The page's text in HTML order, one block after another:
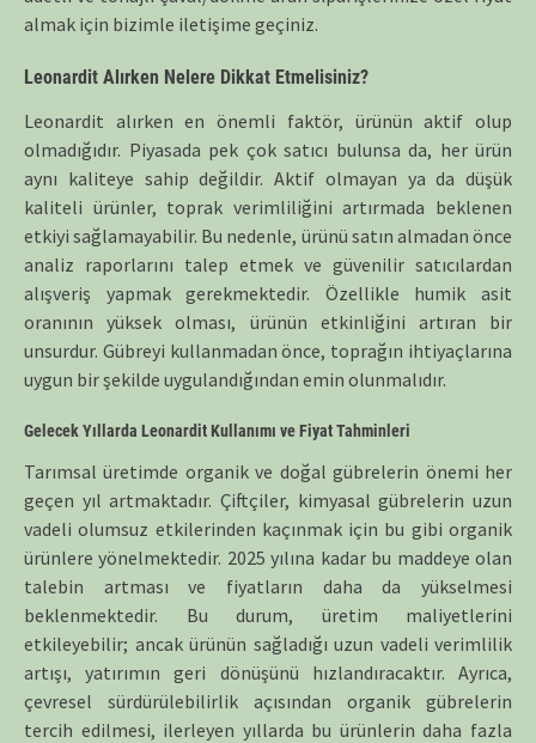
almak için bizimle iletişime geçiniz.
Leonardit Alırken Nelere Dikkat Etmelisiniz?
Leonardit alırken en önemli faktör, ürünün aktif olup
olmadığıdır. Piyasada pek çok satıcı bulunsa da, her ürün
aynı kaliteye sahip değildir. Aktif olmayan ya da düşük
kaliteli ürünler, toprak verimliliğini artırmada beklenen
etkiyi sağlamayabilir. Bu nedenle, ürünü satın almadan önce
analiz raporlarını talep etmek ve güvenilir satıcılardan
alışveriş yapmak gerekmektedir. Özellikle humik asit
oranının yüksek olması, ürünün etkinliğini artıran bir
unsurdur. Gübreyi kullanmadan önce, toprağın ihtiyaçlarına
uygun bir şekilde uygulandığından emin olunmalıdır.
Gelecek Yıllarda Leonardit Kullanımı ve Fiyat Tahminleri
Tarımsal üretimde organik ve doğal gübrelerin önemi her
geçen yıl artmaktadır. Çiftçiler, kimyasal gübrelerin uzun
vadeli olumsuz etkilerinden kaçınmak için bu gibi organik
ürünlere yönelmektedir. 2025 yılına kadar bu maddeye olan
talebin artması ve fiyatların daha da yükselmesi
beklenmektedir. Bu durum, üretim maliyetlerini
etkileyebilir; ancak ürünün sağladığı uzun vadeli verimlilik
artışı, yatırımın geri dönüşünü hızlandıracaktır. Ayrıca,
çevresel sürdürülebilirlik açısından organik gübrelerin
tercih edilmesi, ilerleyen yıllarda bu ürünlerin daha fazla